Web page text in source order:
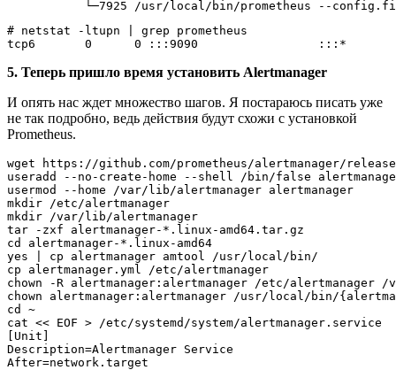
# netstat -ltupn | grep prometheus
5. Теперь пришло время установить Alertmanager
И опять нас ждет множество шагов. Я постараюсь писать уже
не так подробно, ведь действия будут схожи с установкой
Prometheus.
wget https://github.com/prometheus/alertmanager/
useradd --no-create-home --shell /bin/false
usermod --home /var/lib/alertmanager alertmanager
mkdir /etc/alertmanager
mkdir /var/lib/alertmanager
tar -zxf alertmanager-*.linux-amd64.tar.gz
cd alertmanager-*.linux-amd64
yes | cp alertmanager amtool /usr/local/bin/
cp alertmanager.yml /etc/alertmanager
chown -R alertmanager:alertmanager /etc/alertmanager
chown alertmanager:alertmanager /usr/local/bin/
cd ~
cat << EOF > /etc/systemd/system/alertmanager.service
[Unit]
Description=Alertmanager Service
After=network.target